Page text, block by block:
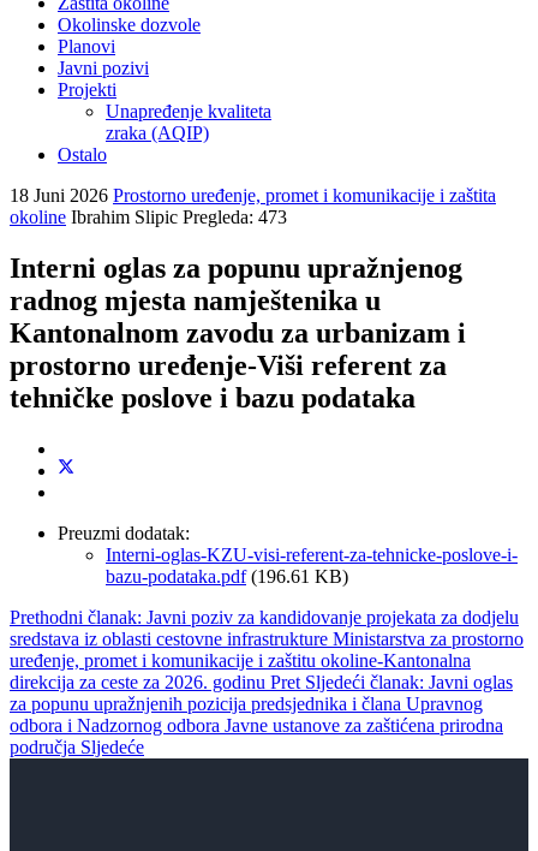
Okolinske dozvole
Planovi
Javni pozivi
Projekti
Unapređenje kvaliteta
zraka (AQIP)
Ostalo
18 Juni 2026 Prostorno uređenje, promet i komunikacije i zaštita
okoline Ibrahim Slipic Pregleda: 473
Interni oglas za popunu upražnjenog
radnog mjesta namještenika u
Kantonalnom zavodu za urbanizam i
prostorno uređenje-Viši referent za
tehničke poslove i bazu podataka
Preuzmi dodatak:
Interni-oglas-KZU-visi-referent-za-tehnicke-poslove-i-
bazu-podataka.pdf(196.61 KB)
Prethodni članak: Javni poziv za kandidovanje projekata za dodjelu
sredstava iz oblasti cestovne infrastrukture Ministarstva za prostorno
uređenje, promet i komunikacije i zaštitu okoline-Kantonalna
direkcija za ceste za 2026. godinu Pret Sljedeći članak: Javni oglas
za popunu upražnjenih pozicija predsjednika i člana Upravnog
odbora i Nadzornog odbora Javne ustanove za zaštićena prirodna
područja Sljedeće